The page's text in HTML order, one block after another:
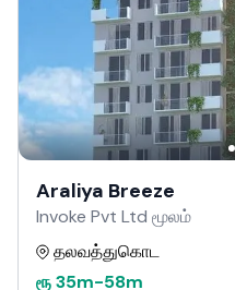
Araliya Breeze
Invoke Pvt Ltd மூலம்
தலவத்துகொட
ரூ35m-58m